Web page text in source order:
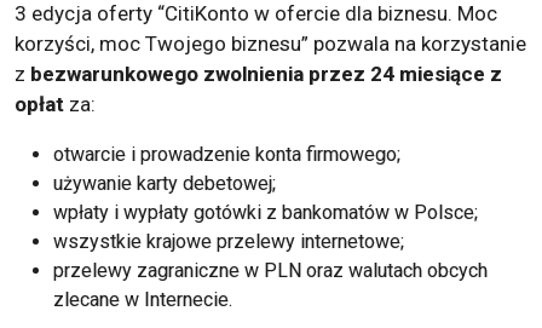
3 edycja oferty “CitiKonto w ofercie dla biznesu. Moc
korzyści, moc Twojego biznesu” pozwala na korzystanie
z bezwarunkowego zwolnienia przez 24 miesiące z
opłat za:
otwarcie i prowadzenie konta firmowego;
używanie karty debetowej;
wpłaty i wypłaty gotówki z bankomatów w Polsce;
wszystkie krajowe przelewy internetowe;
przelewy zagraniczne w PLN oraz walutach obcych
zlecane w Internecie.